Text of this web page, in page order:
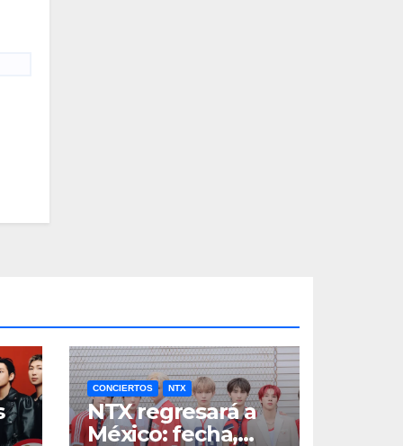
CONCIERTOS NTX
NTX regresará a
México: fecha,